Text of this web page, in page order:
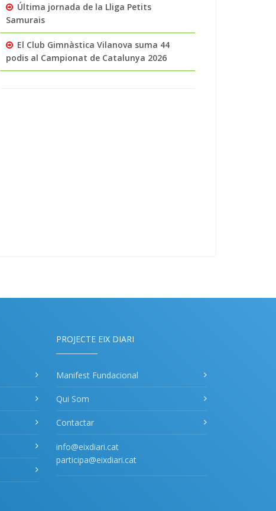
Última jornada de la Lliga Petits
Samurais
El Club Gimnàstica Vilanova suma 44
podis al Campionat de Catalunya 2026
PROJECTE EIX DIARI
Manifest Fundacional
Qui Som
Contactar
info@eixdiari.cat
participa@eixdiari.cat